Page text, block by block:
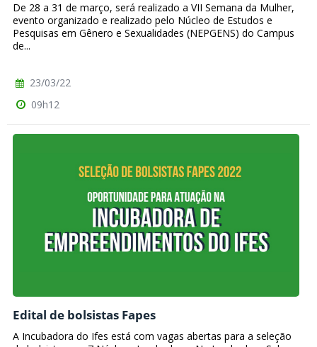
De 28 a 31 de março, será realizado a VII Semana da Mulher,
evento organizado e realizado pelo Núcleo de Estudos e
Pesquisas em Gênero e Sexualidades (NEPGENS) do Campus
de...
23/03/22
09h12
Edital de bolsistas Fapes
A Incubadora do Ifes está com vagas abertas para a seleção